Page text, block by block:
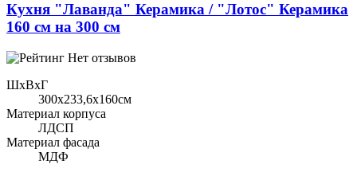
Кухня "Лаванда" Керамика / "Лотос" Керамика
160 см на 300 см
Нет отзывов
ШхВхГ
300x233,6х160см
Материал корпуса
ЛДСП
Материал фасада
МДФ